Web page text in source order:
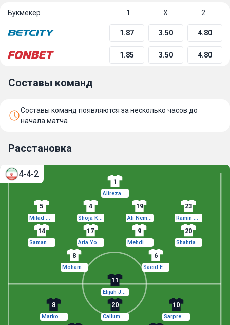
Букмекер 1 Х 2
1.87 3.50 4.80
1.85 3.50 4.80
Составы команд
Составы команд появляются за несколько часов до
начала матча
Расстановка
1
Alireza Beiranvand
23
Ramin Rezaeian
19
Ali Nemati
4
Shoja Khalilzadeh
5
Milad Mohammadi
20
Shahriar Moghanlou
9
Mehdi Taremi
17
Aria Yousefi
14
Saman Ghoddos
6
Saeid Ezatolahi
8
Mohammad Mohebi
8
Marko Stamenić
20
Callum McCowatt
10
Sarpreet Singh
11
Elijah Just
4-4-2